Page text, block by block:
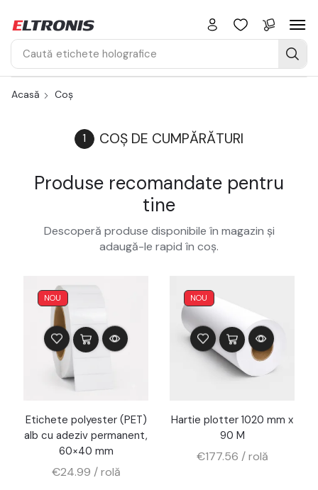
Caută etichete de securitate
Acasă Coș
COȘ DE CUMPĂRĂTURI
Produse recomandate pentru
tine
Descoperă produse disponibile în magazin și
adaugă-le rapid în coș.
NOU
Etichete polyester (PET)
alb cu adeziv permanent,
60×40 mm
€24.99 / rolă
NOU
Hartie plotter 1020 mm x
90 M
€177.56 / rolă